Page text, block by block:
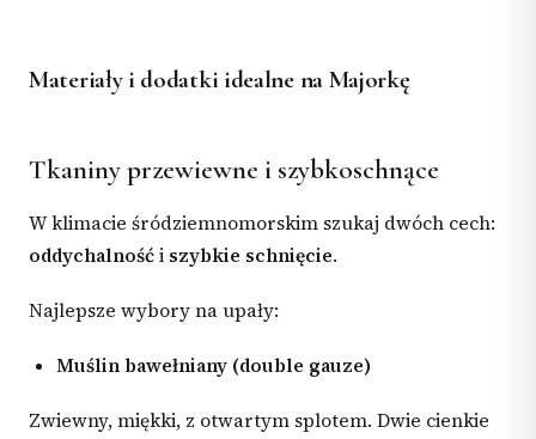
Materiały i dodatki idealne na Majorkę
Tkaniny przewiewne i szybkoschnące
W klimacie śródziemnomorskim szukaj dwóch cech:
oddychalnośći szybkie schnięcie.
Najlepsze wybory na upały:
Muślin bawełniany (double gauze)
Zwiewny, miękki, z otwartym splotem. Dwie cienkie